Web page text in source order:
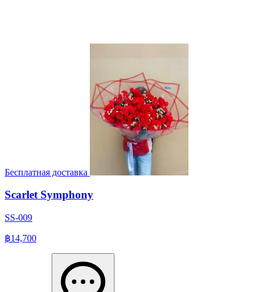
Бесплатная доставка
Scarlet Symphony
SS-009
฿14,700